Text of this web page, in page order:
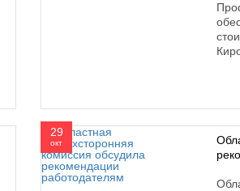
29
окт